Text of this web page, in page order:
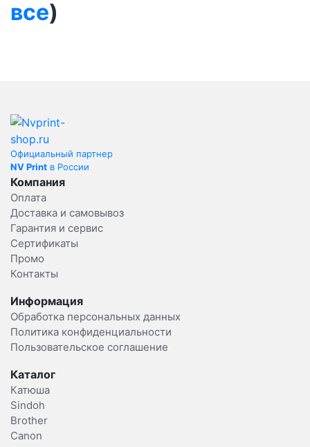
все)
Официальный партнер
NV Print в России
Компания
Оплата
Доставка и самовывоз
Гарантия и сервис
Сертификаты
Промо
Контакты
Информация
Обработка персональных данных
Политика конфиденциальности
Пользовательское соглашение
Каталог
Катюша
Sindoh
Brother
Canon